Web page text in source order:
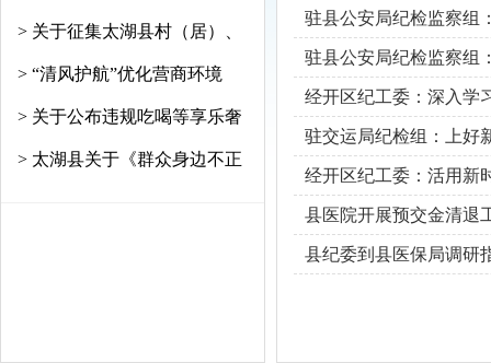
> 关于征集太湖县村（居）、
> “清风护航”优化营商环境
> 关于公布违规吃喝等享乐奢
> 太湖县关于《群众身边不正
驻县公安局纪检监察组
驻县公安局纪检监察组
经开区纪工委：深入学
驻交运局纪检组：上好
经开区纪工委：活用新
县医院开展预交金清退
县纪委到县医保局调研